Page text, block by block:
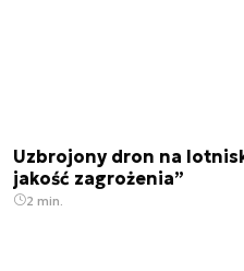
Uzbrojony dron na
jakość zagrożenia”
2 min.